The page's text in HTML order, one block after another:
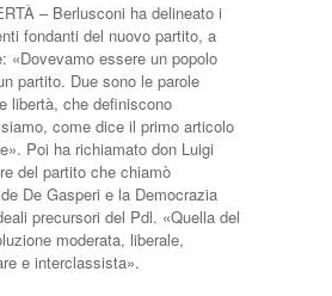
– Berlusconi ha delineato i
fondanti del nuovo partito, a
«Dovevamo essere un popolo
partito. Due sono le parole
libertà, che definiscono
come dice il primo articolo
Poi ha richiamato don Luigi
del partito che chiamò
De Gasperi e la Democrazia
precursori del Pdl. «Quella del
moderata, liberale,
e interclassista».